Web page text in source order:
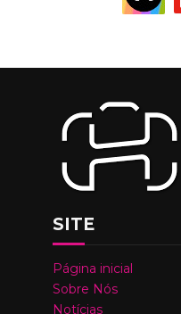
SITE
Página inicial
Sobre Nós
Notícias